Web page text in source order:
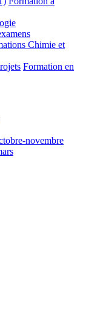
Chimie et
Formation en
novembre